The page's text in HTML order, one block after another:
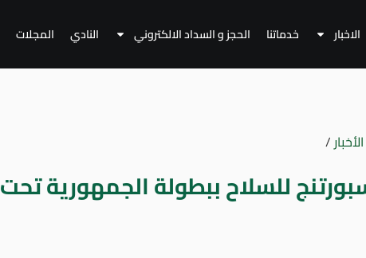
الاخبار خدماتنا الحجز و السداد الالكتروني النادي المجلات
/
للسلاح ببطولة الجمهورية تحت